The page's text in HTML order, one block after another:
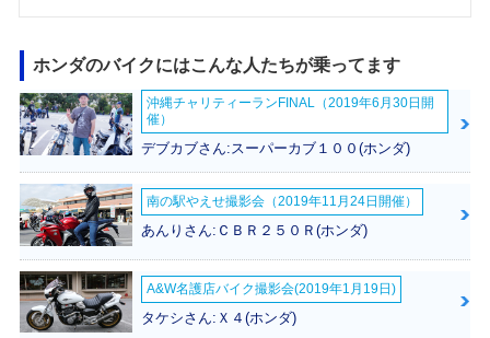
ホンダのバイクにはこんな人たちが乗ってます
沖縄チャリティーランFINAL（2019年6月30日開
催）
デブカブさん:スーパーカブ１００(ホンダ)
南の駅やえせ撮影会（2019年11月24日開催）
あんりさん:ＣＢＲ２５０Ｒ(ホンダ)
A&W名護店バイク撮影会(2019年1月19日)
タケシさん:Ｘ４(ホンダ)